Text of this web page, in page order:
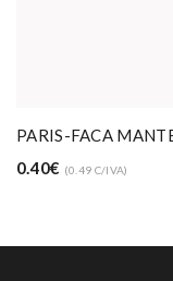
PARIS-FACA
0.40€ (0.49 C/IVA)